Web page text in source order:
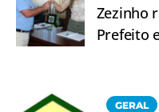
Zezinho
Prefeito
GERAL